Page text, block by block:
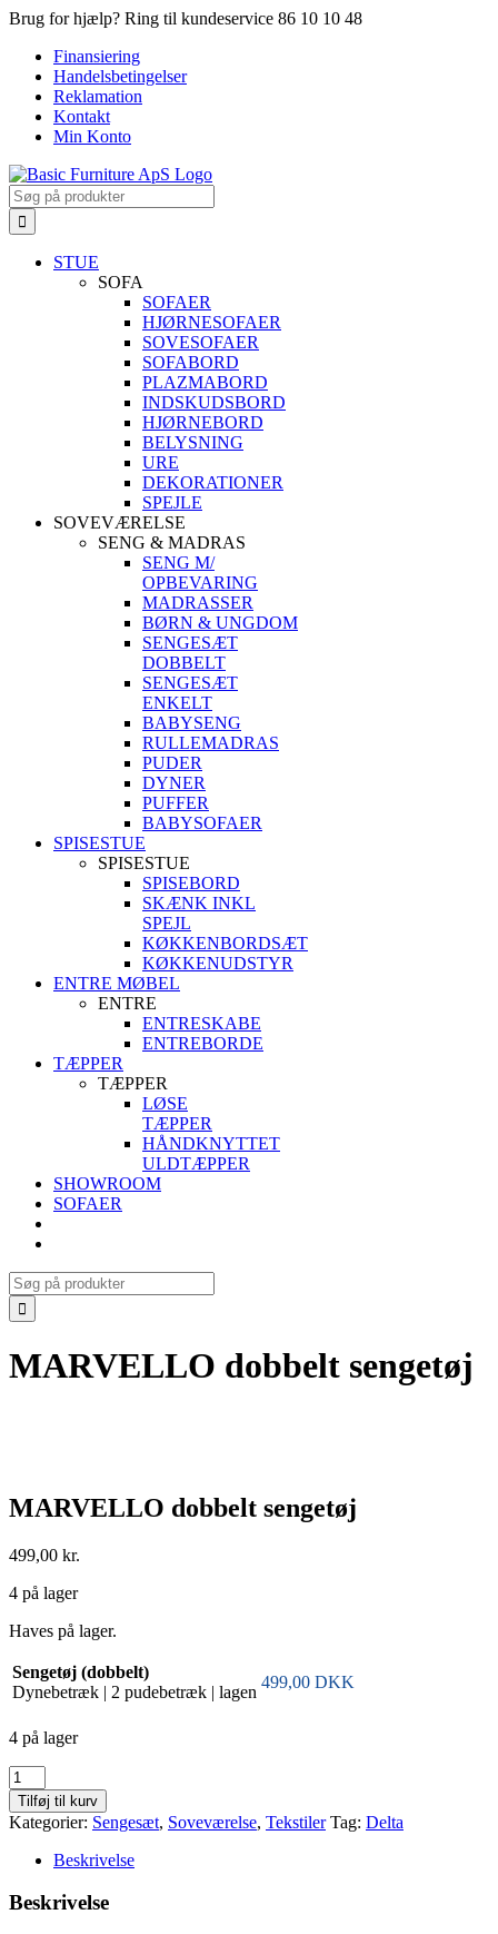
Skip
content
Brug for hjælp? Ring til kundeservice 86 10 10 48
Finansiering
Handelsbetingelser
Reklamation
Kontakt
Min Konto
Search
for:
STUE
SOFA
SOFAER
HJØRNESOFAER
SOVESOFAER
SOFABORD
PLAZMABORD
INDSKUDSBORD
HJØRNEBORD
BELYSNING
URE
DEKORATIONER
SPEJLE
SOVEVÆRELSE
SENG & MADRAS
SENG M/
OPBEVARING
MADRASSER
BØRN & UNGDOM
SENGESÆT
DOBBELT
SENGESÆT
ENKELT
BABYSENG
RULLEMADRAS
PUDER
DYNER
PUFFER
BABYSOFAER
SPISESTUE
SPISESTUE
SPISEBORD
SKÆNK INKL
SPEJL
KØKKENBORDSÆT
KØKKENUDSTYR
ENTRE MØBEL
ENTRE
ENTRESKABE
ENTREBORDE
TÆPPER
TÆPPER
LØSE
TÆPPER
HÅNDKNYTTET
ULDTÆPPER
SHOWROOM
SOFAER
Search
for:
MARVELLO dobbelt sengetøj
MARVELLO dobbelt sengetøj
499,00 kr.
4 på lager
Haves på lager.
Sengetøj (dobbelt)
Dynebetræk | 2 pudebetræk | lagen
499,00 DKK
4 på lager
MARVELLO
dobbelt
sengetøj
antal
Tilføj til kurv
Kategorier: Sengesæt, Soveværelse, Tekstiler Tag: Delta
Beskrivelse
Beskrivelse